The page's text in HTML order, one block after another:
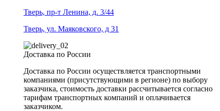
Тверь, пр-т Ленина, д. 3/44
Тверь, ул. Маяковского, д 31
Доставка по России
Доставка по России осуществляется транспортными
компаниями (присутствующими в регионе) по выбору
заказчика, стоимость доставки рассчитывается согласно
тарифам транспортных компаний и оплачивается
заказчиком.